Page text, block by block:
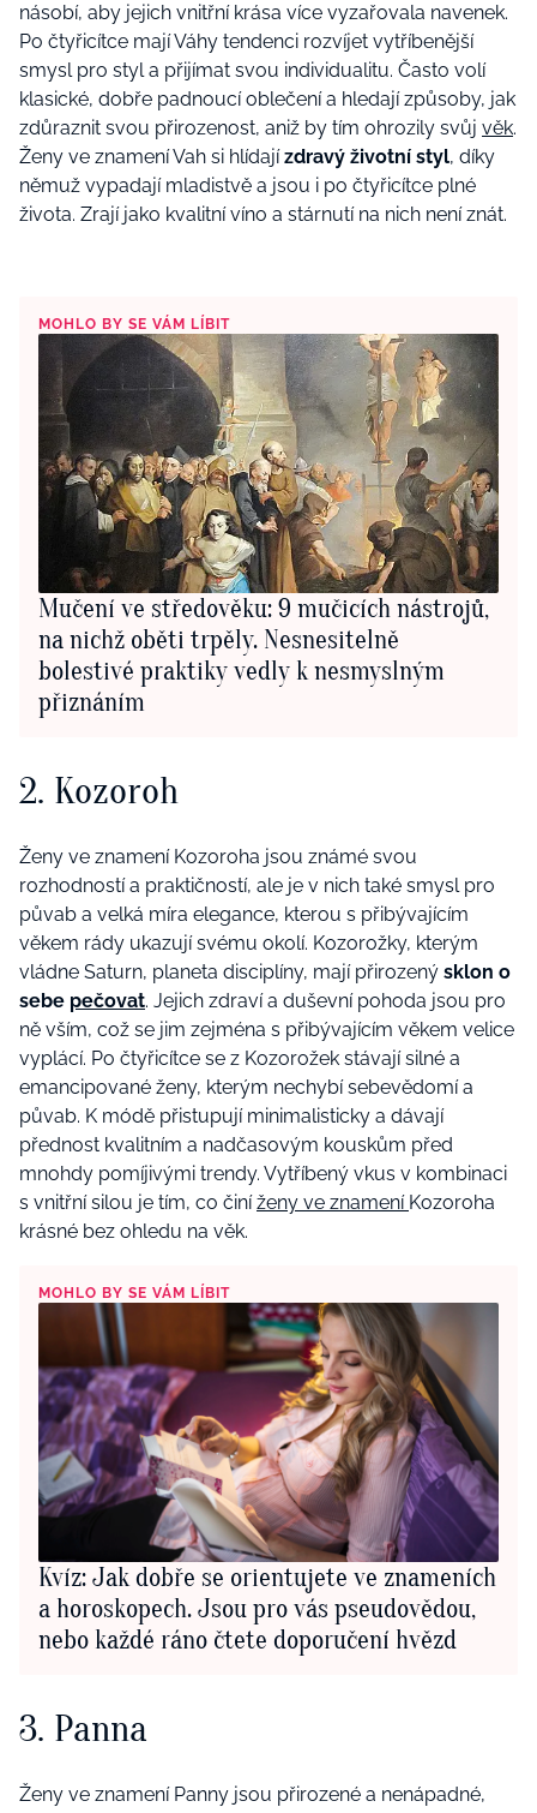
násobí, aby jejich vnitřní krása více vyzařovala navenek.
Po čtyřicítce mají Váhy tendenci rozvíjet vytříbenější
smysl pro styl a přijímat svou individualitu. Často volí
klasické, dobře padnoucí oblečení a hledají způsoby, jak
zdůraznit svou přirozenost, aniž by tím ohrozily svůj věk.
Ženy ve znamení Vah si hlídajízdravý životní styl, díky
němuž vypadajímladistvě a jsou i po čtyřicítce plné
života. Zrajíjako kvalitnívíno a stárnutí na nich není znát.
MOHLO BY SE VÁM LÍBIT
Mučení ve středověku: 9 mučicích nástrojů,
na nichž oběti trpěly. Nesnesitelně
bolestivé praktiky vedly k nesmyslným
přiznáním
2. Kozoroh
Ženy ve znamení Kozoroha jsou známé svou
rozhodností a praktičností, ale je v nich také smysl pro
půvab a velká míra elegance, kterou s přibývajícím
věkem rády ukazují svému okolí. Kozorožky, kterým
vládne Saturn, planeta disciplíny, mají přirozený sklon o
sebe pečovat. Jejich zdraví a duševní pohoda jsou pro
ně vším, což se jim zejména s přibývajícím věkem velice
vyplácí. Po čtyřicítce se z Kozorožek stávají silné a
emancipované ženy, kterým nechybí sebevědomí a
půvab. K módě přistupují minimalisticky a dávají
přednost kvalitním a nadčasovým kouskům před
mnohdy pomíjivými trendy. Vytříbený vkus v kombinaci
s vnitřní silou je tím, co činíženy ve znamení Kozoroha
krásné bez ohledu na věk.
MOHLO BY SE VÁM LÍBIT
Kvíz: Jak dobře se orientujete ve znameních
a horoskopech. Jsou pro vás pseudovědou,
nebo každé ráno čtete doporučení hvězd
3. Panna
Ženy ve znamení Panny jsou přirozené a nenápadné,